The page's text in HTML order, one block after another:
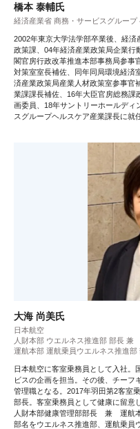
橋本 泰輔氏
経済産業省 商務・サービスグループ
2002年東京大学法学部卒業後、経
政策課、04年経済産業政策局企業行
閣官房行政改革推進本部事務局参事
対策室室長補佐、同年同局環境経済
済産業政策局産業人材政策室参事官
業課課長補佐、16年大臣官房総務課
画委員、18年サントリーホールディ
スグループヘルスケア産業課長に就
大海 尚美氏
日本航空
人財本部 ウエルネス推進部 部長 兼
運航本部 運航乗員ウエルネス推進部
日本航空に客室乗務員として入社。
ビスの企画を担当。その後、チーフ
管理職となる。2017年羽田第2客室
部長。客室乗務員として健康に留意
人財本部健康管理部部長 兼 運航本
部名をウエルネス推進部、運航乗員